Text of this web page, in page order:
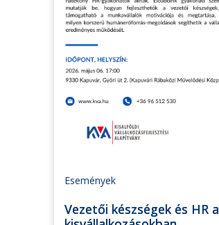
Események
Vezetői készségek és HR a